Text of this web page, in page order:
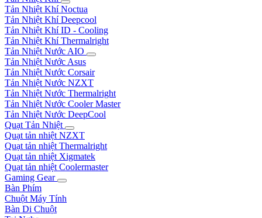
Tản Nhiệt Khí Noctua
Tản Nhiệt Khí Deepcool
Tản Nhiệt Khí ID - Cooling
Tản Nhiệt Khí Thermalright
Tản Nhiệt Nước AIO
Tản Nhiệt Nước Asus
Tản Nhiệt Nước Corsair
Tản Nhiệt Nước NZXT
Tản Nhiệt Nước Thermalright
Tản Nhiệt Nước Cooler Master
Tản Nhiệt Nước DeepCool
Quạt Tản Nhiệt
Quạt tản nhiệt NZXT
Quạt tản nhiệt Thermalright
Quạt tản nhiệt Xigmatek
Quạt tản nhiệt Coolermaster
Gaming Gear
Bàn Phím
Chuột Máy Tính
Bàn Di Chuột